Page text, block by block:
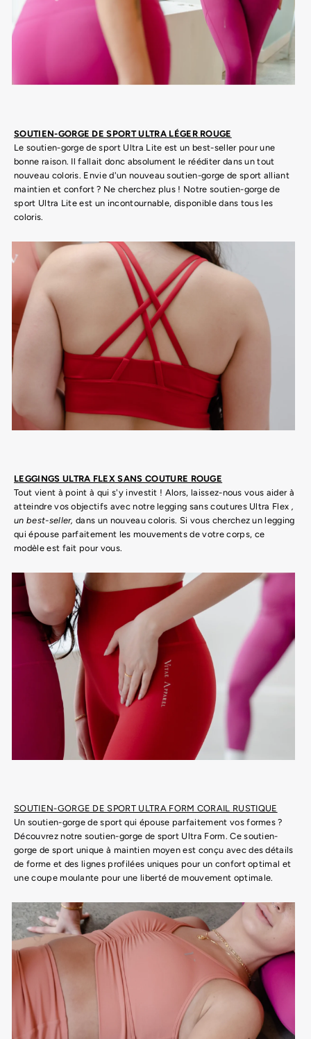
SOUTIEN-GORGE DE SPORT ULTRA LÉGER ROUGE
Le soutien-gorge de sport Ultra Lite est un best-seller pour une
bonne raison. Il fallait donc absolument le rééditer dans un tout
nouveau coloris. Envie d'un nouveau soutien-gorge de sport alliant
maintien et confort ? Ne cherchez plus ! Notre soutien-gorge de
sport Ultra Lite est un incontournable, disponible dans tous les
coloris.
LEGGINGS ULTRA FLEX SANS COUTURE ROUGE
Tout vient à point à qui s'y investit ! Alors, laissez-nous vous aider à
atteindre vos objectifs avec notre legging sans coutures Ultra Flex ,
un best-seller, dans un nouveau coloris. Si vous cherchez un legging
qui épouse parfaitement les mouvements de votre corps, ce
modèle est fait pour vous.
SOUTIEN-GORGE DE SPORT ULTRA FORM CORAIL RUSTIQUE
Un soutien-gorge de sport qui épouse parfaitement vos formes ?
Découvrez notre soutien-gorge de sport Ultra Form. Ce soutien-
gorge de sport unique à maintien moyen est conçu avec des détails
de forme et des lignes profilées uniques pour un confort optimal et
une coupe moulante pour une liberté de mouvement optimale.